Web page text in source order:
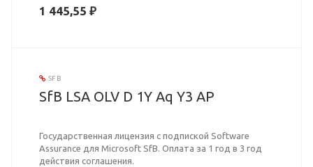
1 445,55 ₽
SFB
SfB LSA OLV D 1Y Aq Y3 AP
Государственная лицензия с подпиской Software
Assurance для Microsoft SfB. Оплата за 1 год в 3 год
действия соглашения.